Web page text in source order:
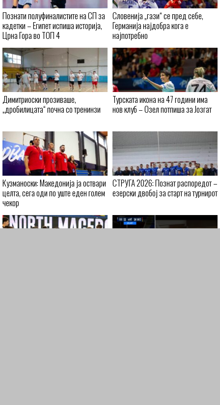
Познати полуфиналистите на СП за
кадетки – Египет испиша историја,
Црна Гора во ТОП 4
Словенија „гази“ се пред себе,
Германија најдобра кога е
најпотребно
Димитриоски прозиваше,
„дробилицата“ почна со тренинзи
Турската икона на 47 години има
нов клуб – Озел потпиша за Јозгат
Кузманоски: Македонија ја оствари
целта, сега оди по уште еден голем
чекор
СТРУГА 2026: Познат распоредот –
езерски двобој за старт на турнирот